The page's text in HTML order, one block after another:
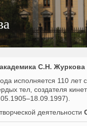
С.Н. Журкова
исполняется 110 лет
тел, создателя
деятельности